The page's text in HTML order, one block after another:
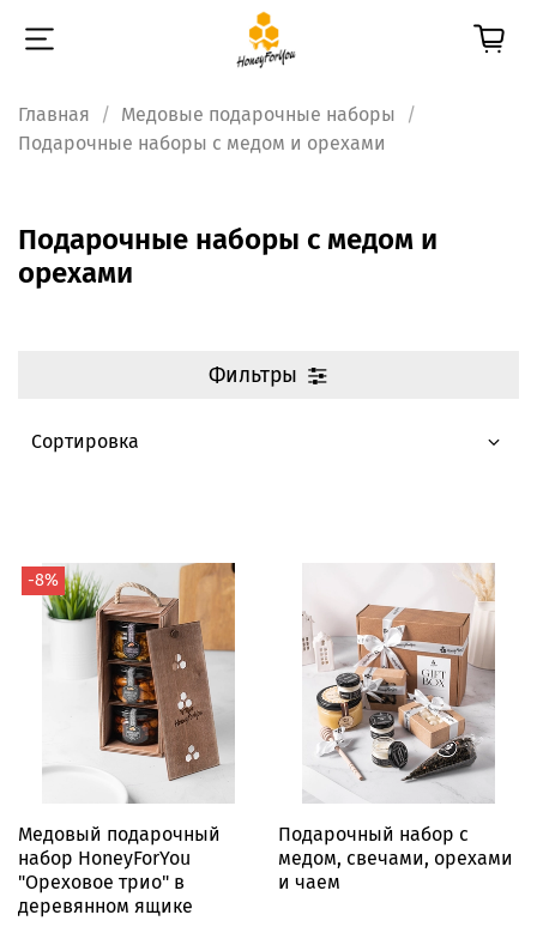
Главная
Медовые подарочные наборы
Подарочные наборы с медом и орехами
Подарочные наборы с медом и
орехами
Фильтры
-8%
Медовый подарочный
набор HoneyForYou
"Ореховое трио" в
деревянном ящике
Подарочный набор с
медом, свечами, орехами
и чаем